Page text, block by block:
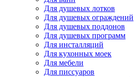
Для душевых лотков
Для душевых ограждений
Для душевых поддонов
Для душевых программ
Для инсталляций
Для кухонных моек
Для мебели
Для писсуаров